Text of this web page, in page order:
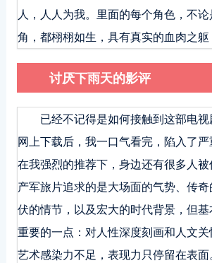
人，人人为我。里面的每个角色，不
角，都栩栩如生，具有真实的血肉之
讨厌下雨天的影评
已经不记得是如何接触到这部电
网上下载后，我一口气看完，陷入了严
在我强烈的推荐下，身边还有很多人
产军旅片追求的是大场面的气势、传
伏的情节，以及宏大的时代背景，但
重要的一点：对人性深度刻画和人文
艺术感染力不足，表现力只停留在表